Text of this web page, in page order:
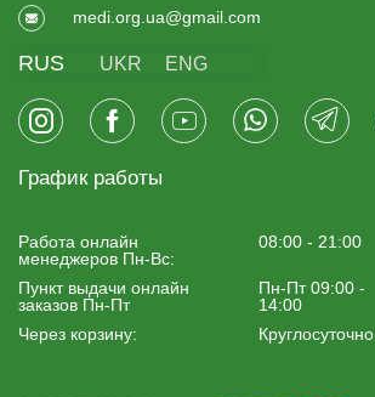
medi.org.ua@gmail.com
RUS UKR ENG
График работы
Работа онлайн
менеджеров Пн-Вс:
08:00 - 21:00
Пункт выдачи онлайн
заказов Пн-Пт
Пн-Пт 09:00 -
14:00
Через корзину:
Круглосуточно